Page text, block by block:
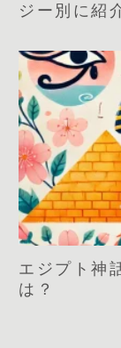
ジー別に紹
エジプト神
は？